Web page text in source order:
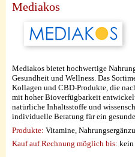
Mediakos
Mediakos bietet hochwertige
Gesundheit und Wellness. Das
Kollagen und CBD-Produkte, die
mit hoher Bioverfügbarkeit
natürliche Inhaltsstoffe und
individuelle Beratung für ein
Produkte: Vitamine,
Kauf auf Rechnung möglich bis: kein